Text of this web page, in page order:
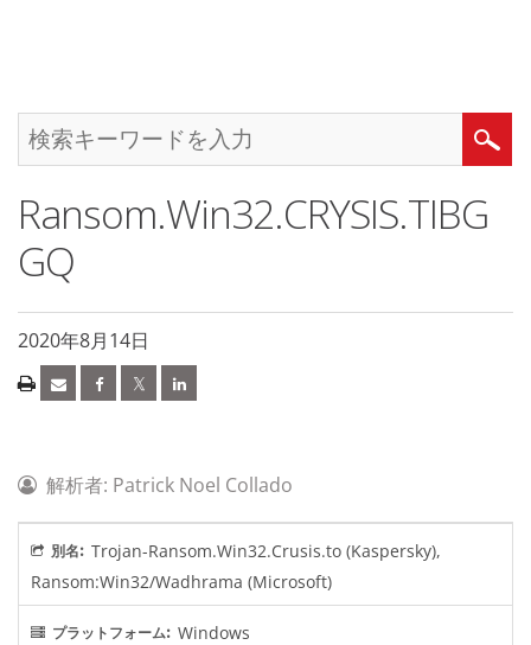
Ransom.Win32.CRYSIS.TIBG
GQ
2020年8月14日
解析者: Patrick Noel Collado
別名: Trojan-Ransom.Win32.Crusis.to (Kaspersky),
Ransom:Win32/Wadhrama (Microsoft)
プラットフォーム: Windows